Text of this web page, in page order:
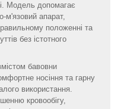
Модель допомагає
м'язовий апарат,
положенні та
без істотного
бавовни
носіння та гарну
використання.
кровообігу,